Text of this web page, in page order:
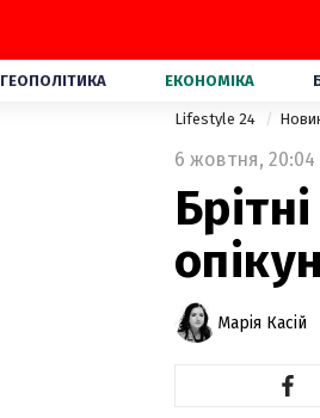
ГЕОПОЛІТИКА ЕКОНОМІКА
Lifestyle 24
6 жовтня, 20:04
Марія Касій